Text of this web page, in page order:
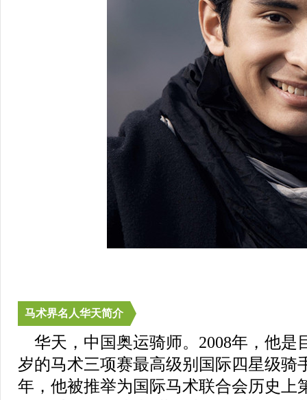
马术界名人华天简介
华天，中国奥运骑师。2008年，他是
岁的马术三项赛最高级别国际四星级骑
年，他被推举为国际马术联合会历史上